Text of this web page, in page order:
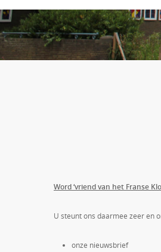
Word ‘vriend van het Franse
U steunt ons daarmee zeer en
onze nieuwsbrief